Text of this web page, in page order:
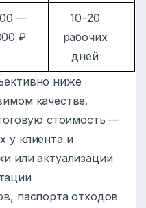
—
₽
10–20
рабочих
дней
ниже
качестве.
стоимость —
у клиента и
или актуализации
паспорта отходов